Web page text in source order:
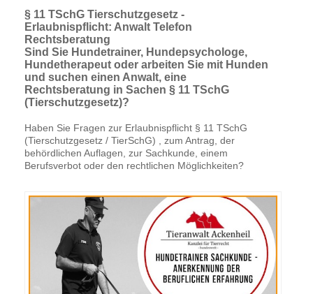
§ 11 TSchG Tierschutzgesetz -
Erlaubnispflicht: Anwalt Telefon
Rechtsberatung
Sind Sie Hundetrainer, Hundepsychologe,
Hundetherapeut oder arbeiten Sie mit Hunden
und suchen einen Anwalt, eine
Rechtsberatung in Sachen § 11 TSchG
(Tierschutzgesetz)?
Haben Sie Fragen zur Erlaubnispflicht § 11 TSchG
(Tierschutzgesetz / TierSchG) , zum Antrag, der
behördlichen Auflagen, zur Sachkunde, einem
Berufsverbot oder den rechtlichen Möglichkeiten?